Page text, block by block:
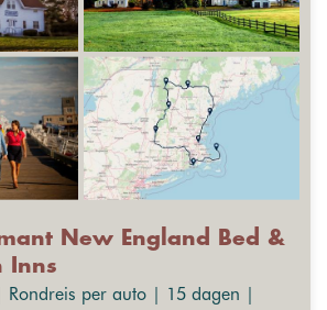
New England Bed &
Inns
Rondreis per auto | 15 dagen |